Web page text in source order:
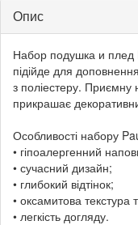
Опис
Набор подушка и плед
підійде для
з поліестеру. Приємну
прикрашає
Особливості набору
• гіпоалергенний
• сучасний дизайн;
• глибокий відтінок;
• оксамитова текстура
• легкість догляду.